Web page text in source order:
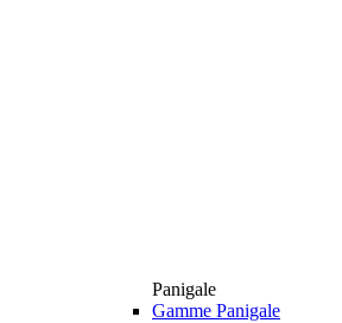
Panigale
Gamme Panigale